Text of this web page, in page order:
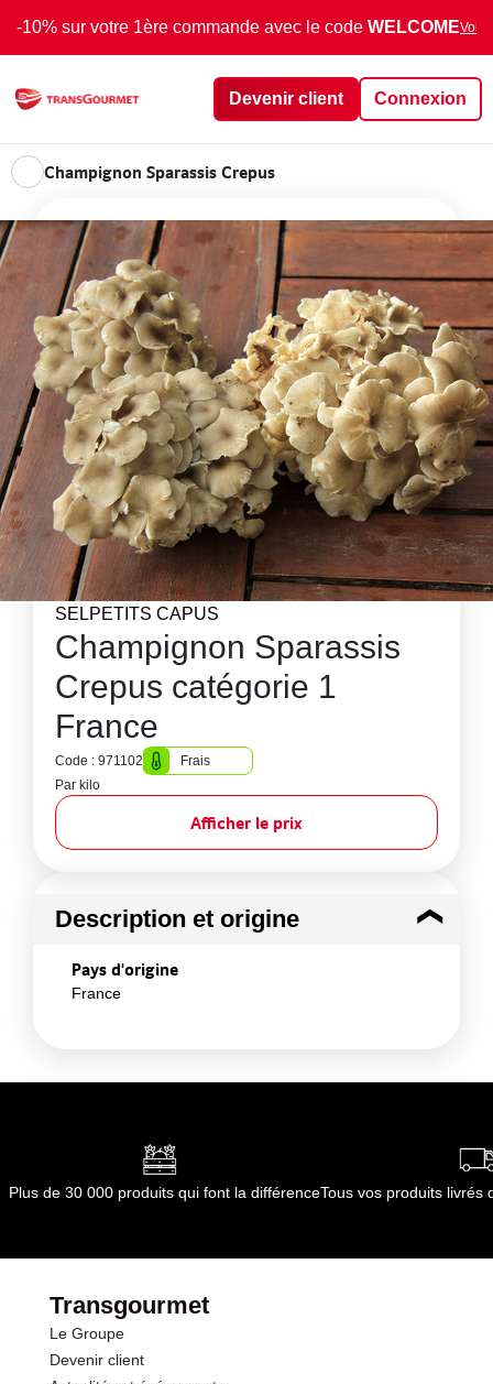
-10% sur votre 1ère commande avec le code WELCOMEVoir
Devenir client Connexion
Champignon Sparassis Crepus
SELPETITS CAPUS
Champignon Sparassis
Crepus catégorie 1
France
Code : 971102
Frais
Par kilo
Afficher le prix
Description et origine
Pays d'origine
France
Plus de 30 000 produits qui font la différenceTous vos produits livrés
Transgourmet
Le Groupe
Devenir client